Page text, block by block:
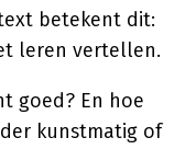
betekent dit:
leren vertellen.
goed? En hoe
kunstmatig of